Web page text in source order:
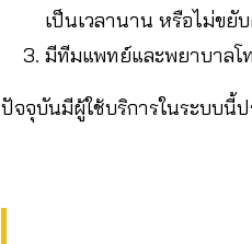
เป็นเวลานาน หรือไม่ขยั
มีทีมแพทย์และพยาบาลโ
ปัจจุบันมีผู้ใช้บริการในระบบนี้